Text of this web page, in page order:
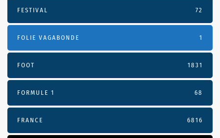
FESTIVAL 72
FOLIE VAGABONDE 1
FOOT 1831
FORMULE 1 68
FRANCE 6816